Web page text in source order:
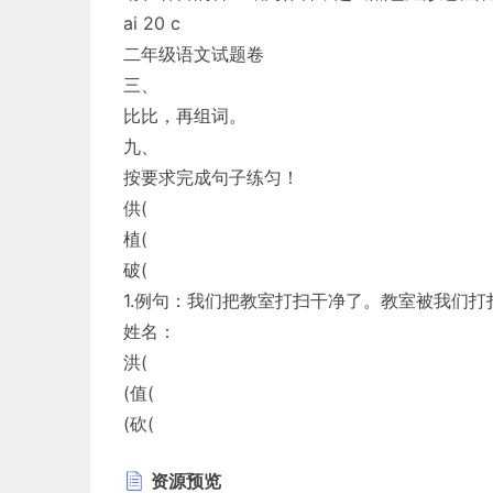
ai 20 c
二年级语文试题卷
三、
比比，再组词。
九、
按要求完成句子练匀！
供(
植(
破(
1.例句：我们把教室打扫干净了。教室被我们打
姓名：
洪(
(值(
(砍(
准考证号：
资源预览